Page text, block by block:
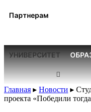
Партнерам
УНИВЕРСИТЕТ
Главная ▸ Новости ▸
проекта «Победили